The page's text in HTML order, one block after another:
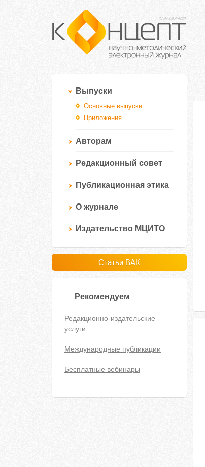
Выпуски
Основные выпуски
Приложения
Авторам
Редакционный совет
Публикационная этика
О журнале
Издательство МЦИТО
Статьи ВАК
Рекомендуем
Редакционно-издательские
услуги
Международные публикации
Бесплатные вебинары